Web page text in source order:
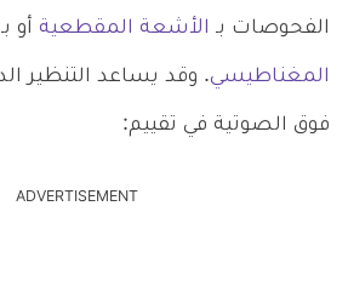
الفحوصات بـ الأشعة المقطعية أو بـ
المغناطيسي. وقد يساعد التنظير
فوق الصوتية في تقييم:
ADVERTISEMENT